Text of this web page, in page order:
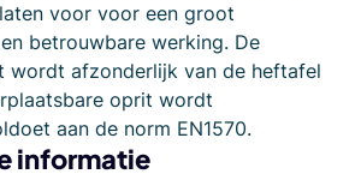
voor voor een groot
betrouwbare werking. De
wordt afzonderlijk van de heftafel
oprit wordt
aan de norm EN1570.
informatie